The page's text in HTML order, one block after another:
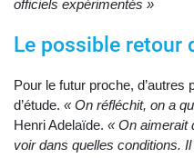
officiels expérimentés »
Le possible retour
Pour le futur proche, d’autres
d’étude. « On réfléchit, on a
Henri Adelaïde. « On aimerait
voir dans quelles conditions.